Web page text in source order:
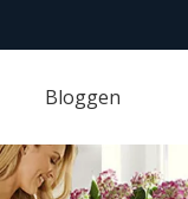
Bloggen